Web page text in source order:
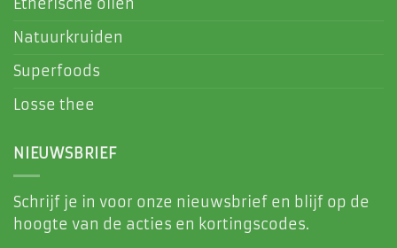
Etherische oliën
Natuurkruiden
Superfoods
Losse thee
NIEUWSBRIEF
Schrijf je in voor onze nieuwsbrief en blijf op de
hoogte van de acties en kortingscodes.